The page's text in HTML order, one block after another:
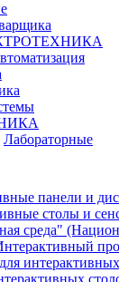
Лабораторные
панели и
столы и
среда"